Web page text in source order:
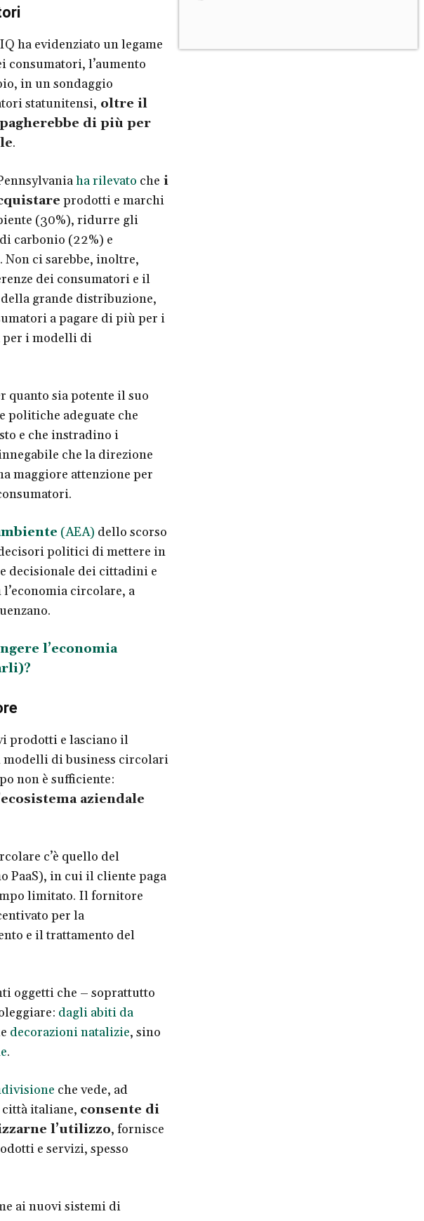
ha evidenziato un legame
consumatori, l’aumento
in un sondaggio
statunitensi, oltre il
di più per
.
ha rilevato che i
prodotti e marchi
(30%), ridurre gli
carbonio (22%) e
Non ci sarebbe, inoltre,
dei consumatori e il
grande distribuzione,
a pagare di più per i
per i modelli di
quanto sia potente il suo
politiche adeguate che
e che instradino i
che la direzione
maggiore attenzione per
(AEA) dello scorso
politici di mettere in
decisionale dei cittadini e
circolare, a
l’economia
prodotti e lasciano il
modelli di business circolari
non è sufficiente:
aziendale
c’è quello del
PaaS), in cui il cliente paga
limitato. Il fornitore
per la
e il trattamento del
oggetti che – soprattutto
dagli abiti da
decorazioni natalizie, sino
.
che vede, ad
italiane, consente di
l’utilizzo, fornisce
e servizi, spesso
ai nuovi sistemi di